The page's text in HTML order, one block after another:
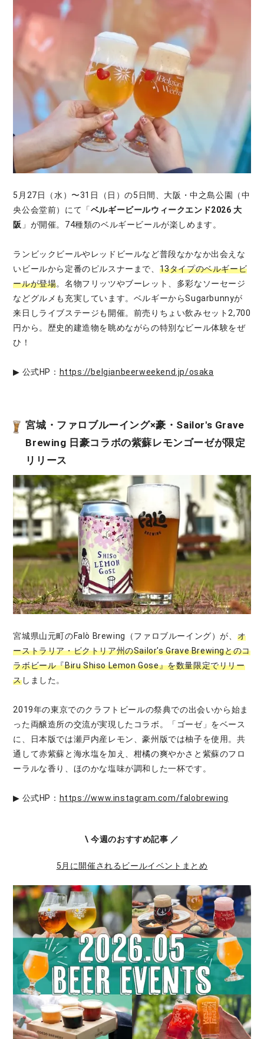
5月27日（水）〜31日（日）の5日間、大阪・中之島公園（中
央公会堂前）にて「ベルギービールウィークエンド2026 大
阪 」が開催。74種類のベルギービールが楽しめます。
ランビックビールやレッドビールなど普段なかなか出会えな
いビールから定番のピルスナーまで、 13タイプのベルギービ
ールが登場。名物フリッツやブーレット、多彩なソーセージ
などグルメも充実しています。ベルギーからSugarbunnyが
来日しライブステージも開催。前売りちょい飲みセット2,700
円から。歴史的建造物を眺めながらの特別なビール体験をぜ
ひ！
▶ 公式HP： https://belgianbeerweekend.jp/osaka
宮城・ファロブルーイング×豪・Sailor's Grave
Brewing 日豪コラボの紫蘇レモンゴーゼが限定
リリース
宮城県山元町のFalò Brewing（ファロブルーイング）が、 オ
ーストラリア・ビクトリア州のSailor's Grave Brewingとのコ
ラボビール『Biru Shiso Lemon Gose』を数量限定でリリー
スしました。
2019年の東京でのクラフトビールの祭典での出会いから始ま
った両醸造所の交流が実現したコラボ。「ゴーゼ」をベース
に、日本版では瀬戸内産レモン、豪州版では柚子を使用。共
通して赤紫蘇と海水塩を加え、柑橘の爽やかさと紫蘇のフロ
ーラルな香り、ほのかな塩味が調和した一杯です。
▶ 公式HP： https://www.instagram.com/falobrewing
\ 今週のおすすめ記事 ／
5月に開催されるビールイベントまとめ